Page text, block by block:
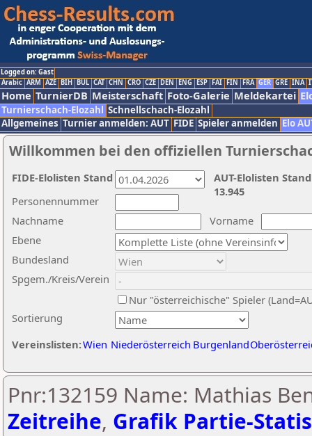
Logged on: Gast
Arabic ARM AZE BIH BUL CAT CHN CRO CZE DEN ENG ESP FAI FIN FRA GER GRE INA
Home TurnierDB Meisterschaft Foto-Galerie Meldekartei
Turnierschach-Elozahl Schnellschach-Elozahl
Allgemeines Turnier anmelden: AUT FIDE Spieler anmelden Elo
Willkommen bei den offiziellen
Nachname
Vorname
Ebene
Sortierung
Personennummer
Bundesland
Spgem./Kreis/Verein
Nur "österreichische" Spieler
Vereinslisten:Wien Niederösterreich Burgenland
AUT-Elolisten
13.945
FIDE-Elolisten Stand
Pnr:132159 Name: Mathias
Zeitreihe, Grafik Partie-